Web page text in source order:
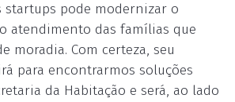
startups pode modernizar o
atendimento das famílias que
moradia. Com certeza, seu
para encontrarmos soluções
da Habitação e será, ao lado